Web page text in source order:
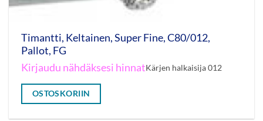
Timantti, Keltainen, Super Fine, C80/012,
Pallot, FG
Kirjaudu nähdäksesi hinnatKärjen halkaisija 012
OSTOSKORIIN